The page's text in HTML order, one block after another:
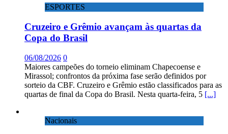
ESPORTES
Cruzeiro e Grêmio avançam às quartas da
Copa do Brasil
06/08/2026 0
Maiores campeões do torneio eliminam Chapecoense e
Mirassol; confrontos da próxima fase serão definidos por
sorteio da CBF. Cruzeiro e Grêmio estão classificados para as
quartas de final da Copa do Brasil. Nesta quarta-feira, 5 [...]
Nacionais